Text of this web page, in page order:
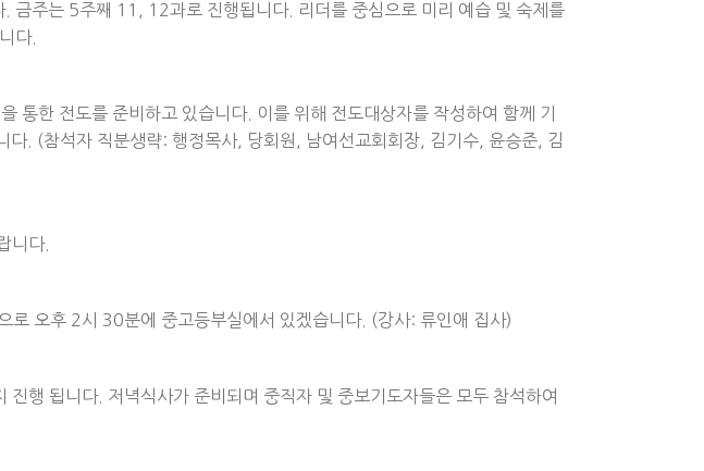
금주는 5주째 11, 12과로 진행됩니다. 리더를 중심으로 미리 예습 및 숙제를
다.
한 전도를 준비하고 있습니다. 이를 위해 전도대상자를 작성하여 함께 기
. (참석자 직분생략: 행정목사, 당회원, 남여선교회회장, 김기수, 윤승준, 김
니다.
오후 2시 30분에 중고등부실에서 있겠습니다. (강사: 류인애 집사)
행 됩니다. 저녁식사가 준비되며 중직자 및 중보기도자들은 모두 참석하여